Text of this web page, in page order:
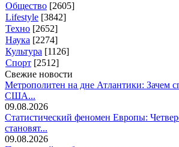
Общество [2605]
Lifestyle [3842]
Техно [2652]
Наука [2274]
Культура [1126]
Спорт [2512]
Свежие новости
Метрополитен на дне Атлантики: Зачем
США...
09.08.2026
Статистический феномен Европы:
становят...
09.08.2026